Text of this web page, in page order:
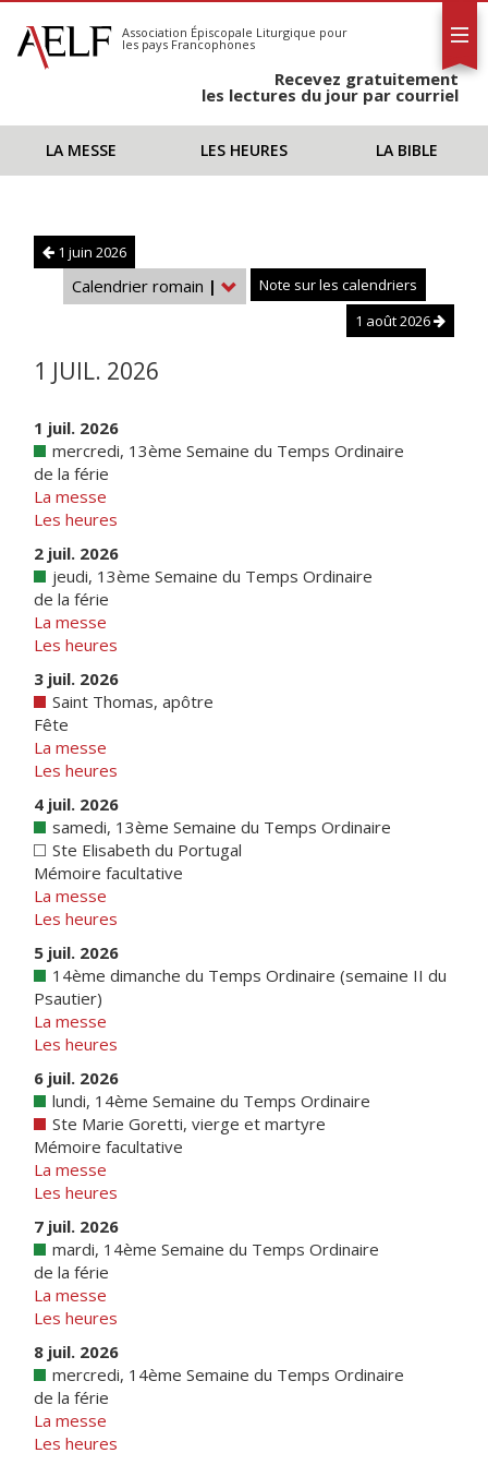
S'abonner
Calendrier
Association Épiscopale Liturgique pour
les pays Francophones
Recevez gratuitement
les lectures du jour par courriel
LA MESSE LES HEURES LA BIBLE
1 juin 2026
Calendrier romain |
Note sur les calendriers
1 août 2026
1 JUIL. 2026
1 juil. 2026
mercredi, 13ème Semaine du Temps Ordinaire
de la férie
La messe
Les heures
2 juil. 2026
jeudi, 13ème Semaine du Temps Ordinaire
de la férie
La messe
Les heures
3 juil. 2026
Saint Thomas, apôtre
Fête
La messe
Les heures
4 juil. 2026
samedi, 13ème Semaine du Temps Ordinaire
Ste Elisabeth du Portugal
Mémoire facultative
La messe
Les heures
5 juil. 2026
14ème dimanche du Temps Ordinaire (semaine II du
Psautier)
La messe
Les heures
6 juil. 2026
lundi, 14ème Semaine du Temps Ordinaire
Ste Marie Goretti, vierge et martyre
Mémoire facultative
La messe
Les heures
7 juil. 2026
mardi, 14ème Semaine du Temps Ordinaire
de la férie
La messe
Les heures
8 juil. 2026
mercredi, 14ème Semaine du Temps Ordinaire
de la férie
La messe
Les heures